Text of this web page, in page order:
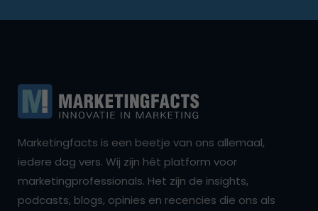
Marketingfacts is een beetje van ons allemaal,
iedere dag vers. Wij zijn hét platform voor
marketingprofessionals. Het zijn de insights,
podcasts, blogs, opinies en recencies die ons als